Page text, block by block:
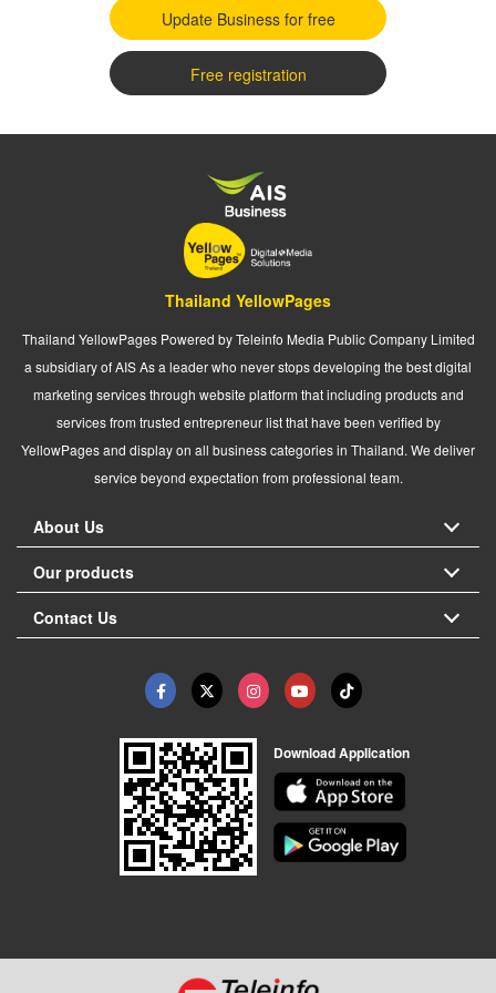
Update Business for free
Free registration
Thailand YellowPages
Thailand YellowPages Powered by Teleinfo Media Public Company Limited
a subsidiary of AIS As a leader who never stops developing the best digital
marketing services through website platform that including products and
services from trusted entrepreneur list that have been verified by
YellowPages and display on all business categories in Thailand. We deliver
service beyond expectation from professional team.
About Us
Our products
Contact Us
Download Application